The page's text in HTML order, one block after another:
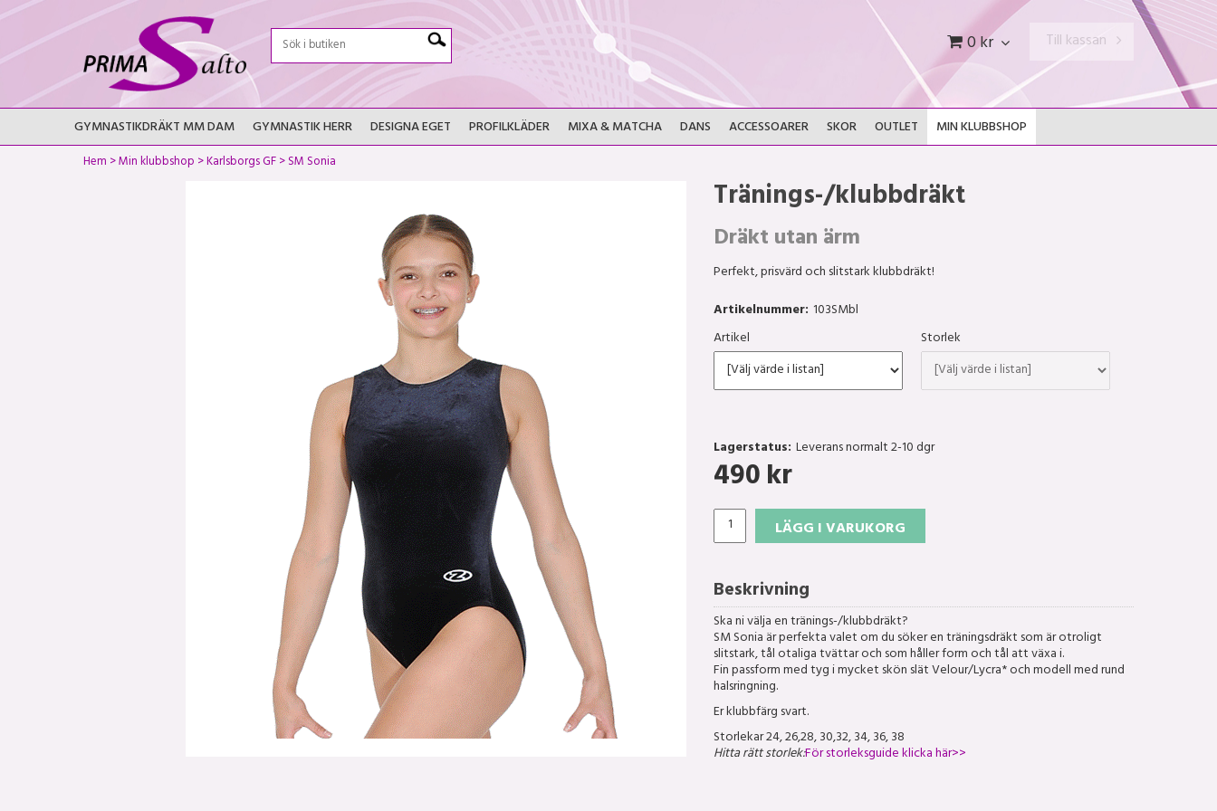
0 kr Till kassan
GYMNASTIKDRÄKT MM DAM GYMNASTIK HERR DESIGNA EGET PROFILKLÄDER MIXA & MATCHA DANS ACCESSOARER SKOR OUTLET MIN KLUBBSHOP
Hem >Min klubbshop >Karlsborgs GF>SM Sonia
Tränings-/klubbdräkt
Dräkt utan ärm
Perfekt, prisvärd och slitstark klubbdräkt!
Artikelnummer: 103SMbl
Artikel
Storlek
Lagerstatus: Leverans normalt 2-10 dgr
490kr
LÄGG I VARUKORG
Beskrivning
Ska ni välja en tränings-/klubbdräkt?
SM Sonia är perfekta valet om du söker en träningsdräkt som är otroligt
slitstark, tål otaliga tvättar och som håller form och tål att växa i.
Fin passform med tyg i mycket skön slät Velour/Lycra* och modell med rund
halsringning.
Er klubbfärg svart.
Storlekar 24, 26,28, 30,32, 34, 36, 38
Hitta rätt storlek:För storleksguide klicka här>>